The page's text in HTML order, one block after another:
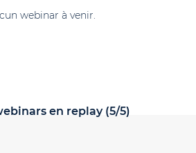
webinar à venir.
en replay (5/5)